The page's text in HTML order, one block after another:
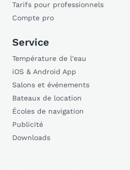
Tarifs pour professionnels
Compte pro
Service
Température de l'eau
iOS & Android App
Salons et événements
Bateaux de location
Écoles de navigation
Publicité
Downloads